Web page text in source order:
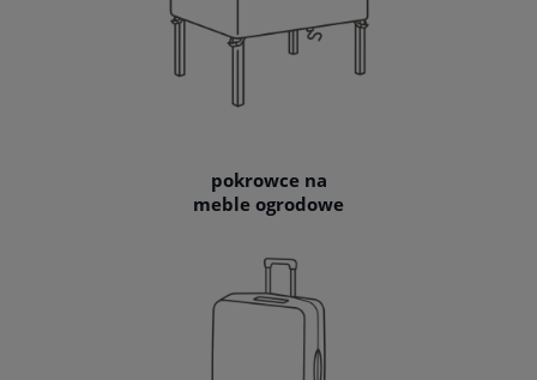
pokrowce na
meble ogrodowe